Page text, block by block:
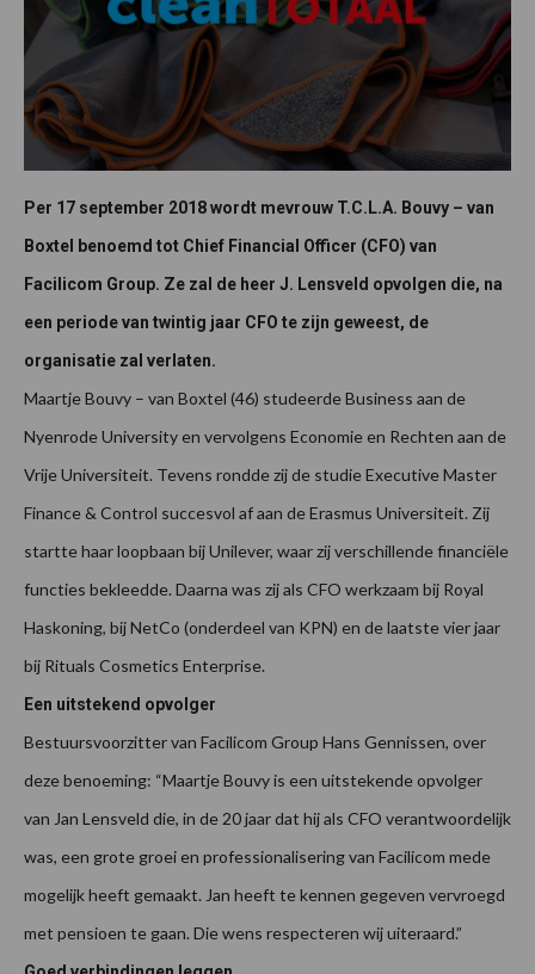
Per 17 september 2018 wordt mevrouw T.C.L.A. Bouvy – van
Boxtel benoemd tot Chief Financial Officer (CFO) van
Facilicom Group. Ze zal de heer J. Lensveld opvolgen die, na
een periode van twintig jaar CFO te zijn geweest, de
organisatie zal verlaten.
Maartje Bouvy – van Boxtel (46) studeerde Business aan de
Nyenrode University en vervolgens Economie en Rechten aan de
Vrije Universiteit. Tevens rondde zij de studie Executive Master
Finance & Control succesvol af aan de Erasmus Universiteit. Zij
startte haar loopbaan bij Unilever, waar zij verschillende financiële
functies bekleedde. Daarna was zij als CFO werkzaam bij Royal
Haskoning, bij NetCo (onderdeel van KPN) en de laatste vier jaar
bij Rituals Cosmetics Enterprise.
Een uitstekend opvolger
Bestuursvoorzitter van Facilicom Group Hans Gennissen, over
deze benoeming: “Maartje Bouvy is een uitstekende opvolger
van Jan Lensveld die, in de 20 jaar dat hij als CFO verantwoordelijk
was, een grote groei en professionalisering van Facilicom mede
mogelijk heeft gemaakt. Jan heeft te kennen gegeven vervroegd
met pensioen te gaan. Die wens respecteren wij uiteraard.”